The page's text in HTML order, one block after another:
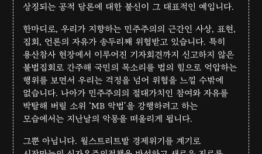
상징되는 공적 담론에 대한 불신이 그 대표적인 예입니다.
한마디로, 우리가 지향하는 민주주의의 근간인 사상, 표현,
집회, 언론의 자유가 송두리째 위협받고 있습니다. 특히
용산참사 현장에서 이루어진 기자회견까지 신고하지 않은
불법집회로 간주해 국민의 목소리를 법의 힘으로 억압하는
행위를 보면서 우리는 걱정을 넘어 위협을 느낄 수밖에
없습니다. 나아가 민주주의의 절대가치인 참여와 자유를
박탈해 버릴 소위 ‘MB 악법’을 강행하려고 하는
모습에서는 지난날의 악몽을 떠올리게 됩니다.
그뿐 아닙니다. 월스트리트발 경제위기를 계기로